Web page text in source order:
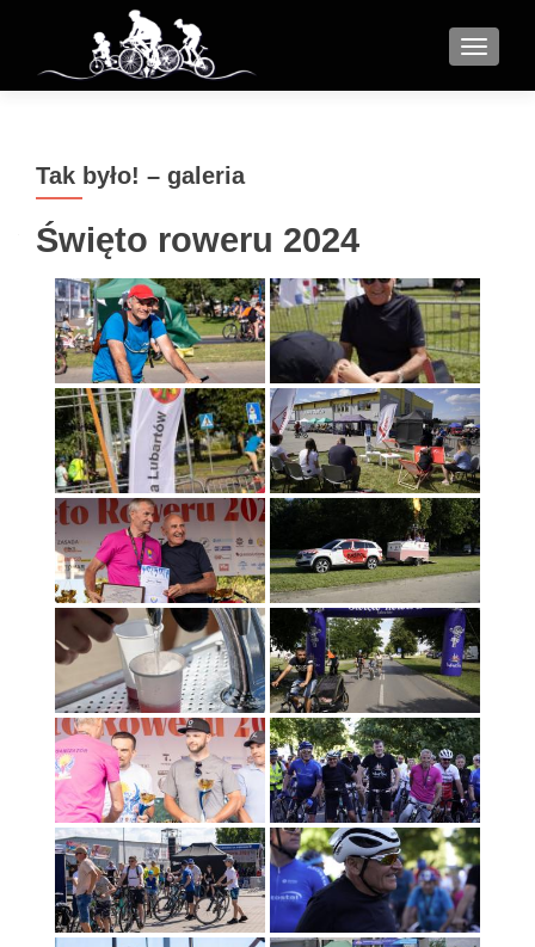
MENU
Tak było! – galeria
Święto roweru 2024